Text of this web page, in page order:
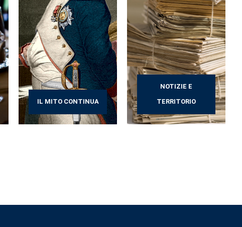
IL MITO CONTINUA
NOTIZIE E
TERRITORIO